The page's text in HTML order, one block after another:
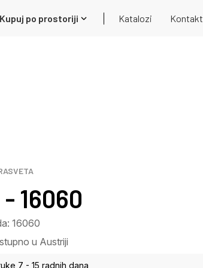
Kupuj po prostoriji Katalozi Kontakt
- 16060
16060
u Austriji
7 - 15 radnih dana